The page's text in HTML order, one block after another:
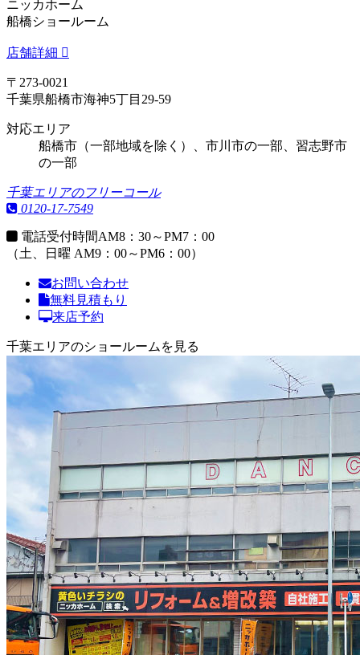
ニッカホーム
船橋ショールーム
店舗詳細
〒273-0021
千葉県船橋市海神5丁目29-59
対応エリア
船橋市（一部地域を除く）、市川市の一部、習志野市
の一部
千葉エリアのフリーコール
0120-17-7549
電話受付時間AM8：30～PM7：00
（土、日曜 AM9：00～PM6：00）
お問い合わせ
無料見積もり
来店予約
千葉エリアのショールームを見る